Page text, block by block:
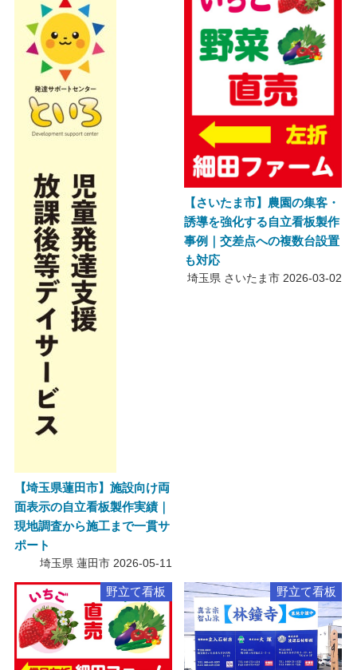
【埼玉県蓮田市】施設向け両
面表示の自立看板製作実績｜
現地調査から施工まで一貫サ
ポート
埼玉県 蓮田市 2026-05-11
【さいたま市】農園の集客・
誘導を強化する自立看板製作
事例｜交差点への複数台設置
も対応
埼玉県 さいたま市 2026-03-02
野立て看板 野立て看板